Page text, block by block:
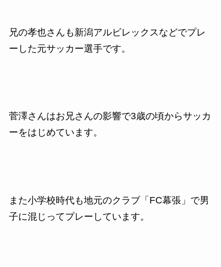
兄の孝也さんも新潟アルビレックスなどでプレ
ーした元サッカー選手です。
菅澤さんはお兄さんの影響で3歳の頃からサッカ
ーをはじめています。
また小学校時代も地元のクラブ「 FC幕張」で男
子に混じってプレーしています。